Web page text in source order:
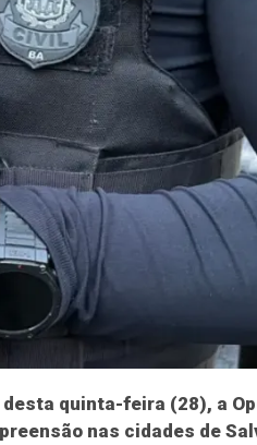
quinta-feira (28), a
nas cidades de